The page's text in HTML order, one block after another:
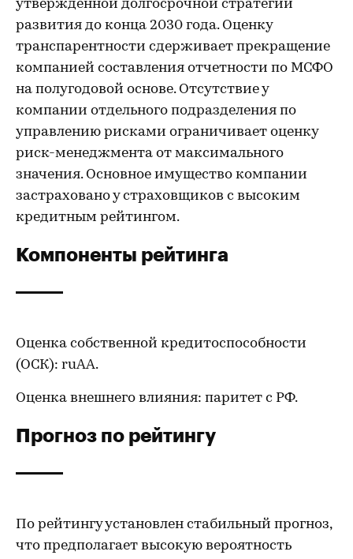
утвержденной долгосрочной стратегии
развития до конца 2030 года. Оценку
транспарентности сдерживает прекращение
компанией составления отчетности по МСФО
на полугодовой основе. Отсутствие у
компании отдельного подразделения по
управлению рисками ограничивает оценку
риск-менеджмента от максимального
значения. Основное имущество компании
застраховано у страховщиков с высоким
кредитным рейтингом.
Компоненты рейтинга
Оценка собственной кредитоспособности
(ОСК): ruAA.
Оценка внешнего влияния: паритет с РФ.
Прогноз по рейтингу
По рейтингу установлен стабильный прогноз,
что предполагает высокую вероятность